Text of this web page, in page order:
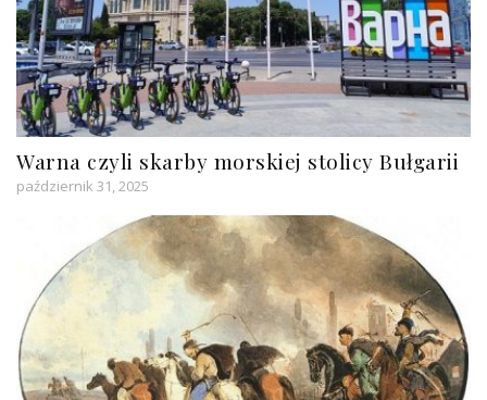
Warna czyli skarby morskiej stolicy Bułgarii
październik 31, 2025